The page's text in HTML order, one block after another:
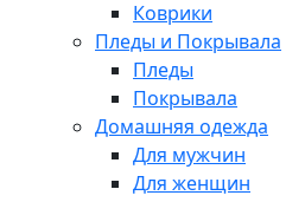
Коврики
Пледы и Покрывала
Пледы
Покрывала
Домашняя одежда
Для мужчин
Для женщин